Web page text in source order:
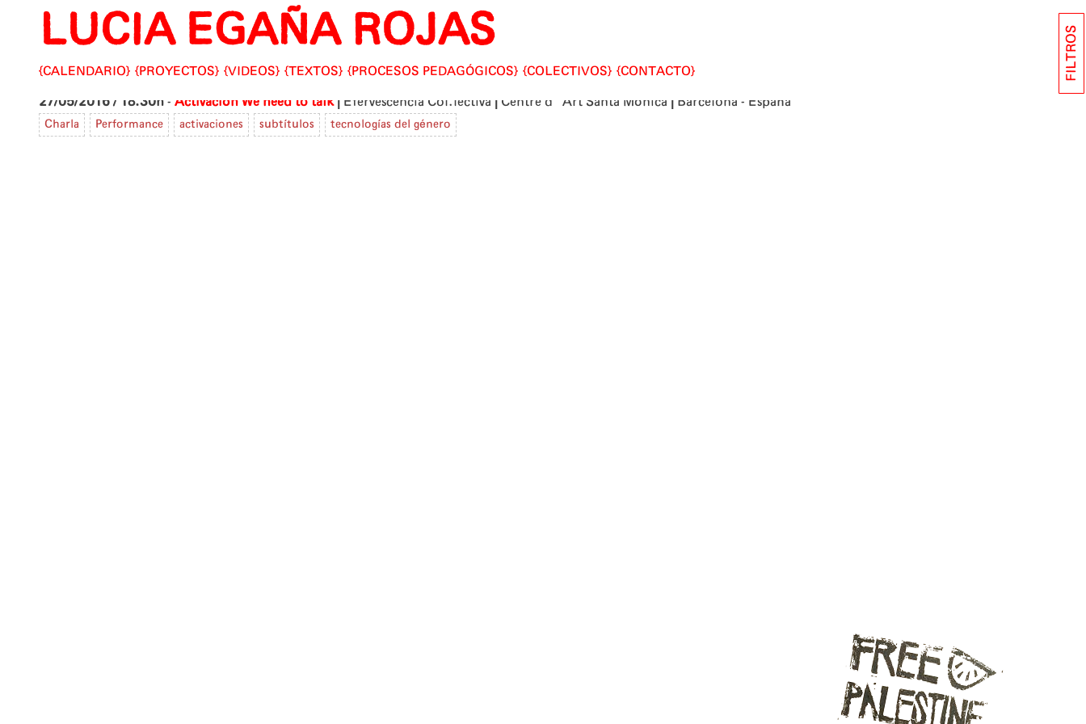
Skip
content
LUCIA EGAÑA ROJAS
CALENDARIO PROYECTOS VIDEOS TEXTOS PROCESOS PEDAGÓGICOS COLECTIVOS CONTACTO
27/05/2016 / 18.30h - Activación We need to talk | Efervescencia Col.lectiva | Centre d'Art Santa Mónica | Barcelona - España
Charla Performance activaciones subtítulos tecnologías del género
FILTROS